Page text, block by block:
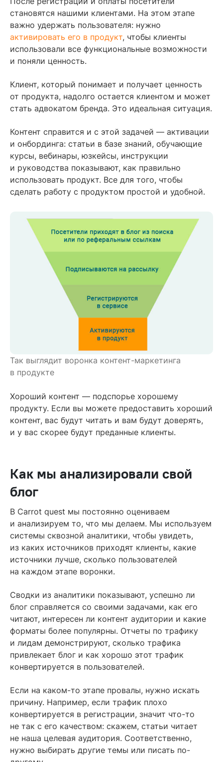
становятся нашими клиентами. На этом этапе
важно удержать пользователя: нужно
активировать его в продукт, чтобы клиенты
использовали все функциональные возможности
и поняли ценность.
Клиент, который понимает и получает ценность
от продукта, надолго остается клиентом и может
стать адвокатом бренда. Это идеальная ситуация.
Контент справится и с этой задачей — активации
и онбординга: статьи в базе знаний, обучающие
курсы, вебинары, юзкейсы, инструкции
и руководства показывают, как правильно
использовать продукт. Все для того, чтобы
сделать работу с продуктом простой и удобной.
Так выглядит воронка контент-маркетинга
в продукте
Хороший контент — подспорье хорошему
продукту. Если вы можете предоставить хороший
контент, вас будут читать и вам будут доверять,
и у вас скорее будут преданные клиенты.
Как мы анализировали свой
блог
В Carrot quest мы постоянно оцениваем
и анализируем то, что мы делаем. Мы используем
системы сквозной аналитики, чтобы увидеть,
из каких источников приходят клиенты, какие
источники лучше, сколько пользователей
на каждом этапе воронки.
Сводки из аналитики показывают, успешно ли
блог справляется со своими задачами, как его
читают, интересен ли контент аудитории и какие
форматы более популярны. Отчеты по трафику
и лидам демонстрируют, сколько трафика
привлекает блог и как хорошо этот трафик
конвертируется в пользователей.
Если на каком-то этапе провалы, нужно искать
причину. Например, если трафик плохо
конвертируется в регистрации, значит что-то
не так с его качеством: скажем, статьи читает
не наша целевая аудитория. Соответственно,
нужно выбирать другие темы или писать по-